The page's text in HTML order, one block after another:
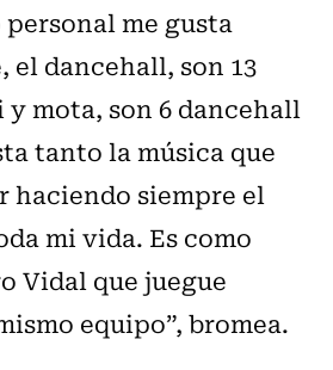
me gusta
el dancehall, son 13
mota, son 6 dancehall
tanto la música que
haciendo siempre el
mi vida. Es como
Vidal que juegue
equipo”, bromea.